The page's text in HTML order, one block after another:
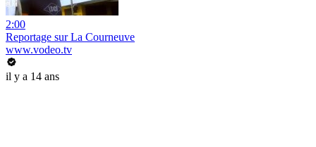
2:00
Reportage sur La Courneuve
www.vodeo.tv
il y a 14 ans